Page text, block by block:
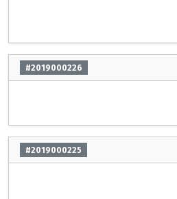
#2019000226
#2019000225